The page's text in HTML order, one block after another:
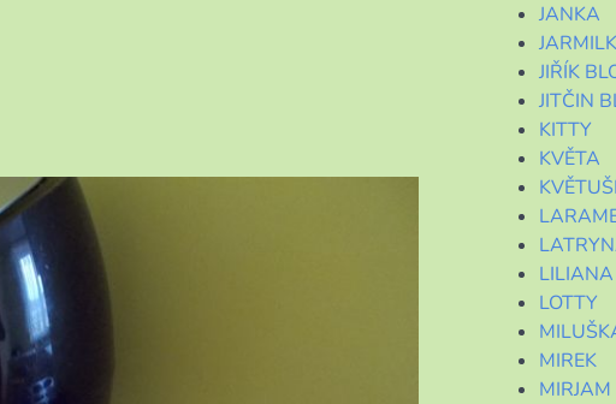
JANKA
JIŘÍK
JITČIN
KITTY
KVĚTA
LILIANA
LOTTY
MIREK
MIRJAM